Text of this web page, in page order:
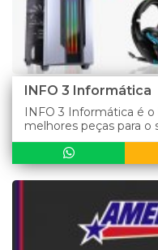
INFO 3 Informática
INFO 3 Informática é o
melhores peças para o